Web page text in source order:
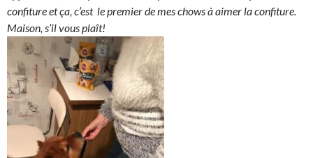
confiture et ça, c’est le premier de mes chows à aimer la confiture.
Maison, s’il vous plaît!